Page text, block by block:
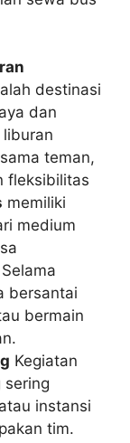
destinasi
dan
teman,
fleksibilitas
memiliki
medium
bersantai
bermain
Kegiatan
instansi
tim.